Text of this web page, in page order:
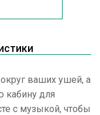
ваших ушей, а
кабину для
с музыкой, чтобы